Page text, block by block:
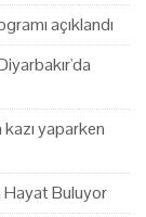
açıklandı
yaparken
Hayat Buluyor